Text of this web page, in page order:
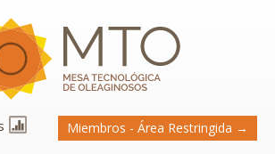
Miembros - Área Restringida →